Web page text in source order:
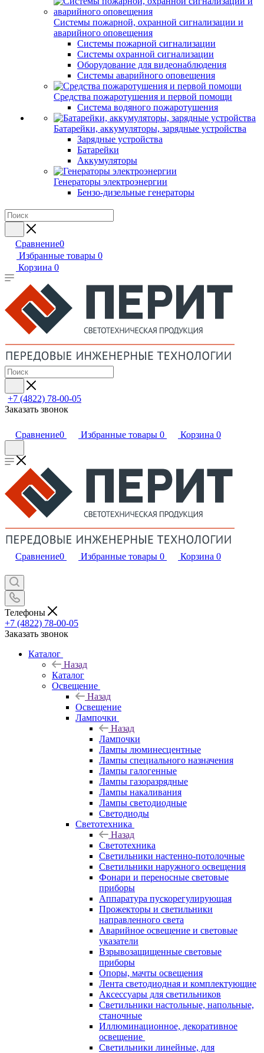
Системы пожарной, охранной сигнализации и
аварийного оповещения
Системы пожарной сигнализации
Системы охранной сигнализации
Оборудование для видеонаблюдения
Системы аварийного оповещения
Средства пожаротушения и первой помощи
Система водяного пожаротушения
Батарейки, аккумуляторы, зарядные устройства
Зарядные устройства
Батарейки
Аккумуляторы
Генераторы электроэнергии
Бензо-дизельные генераторы
Сравнение0
Избранные товары 0
Корзина 0
+7 (4822) 78-00-05
Заказать звонок
Сравнение0 Избранные товары 0 Корзина 0
Сравнение0 Избранные товары 0 Корзина 0
Телефоны
+7 (4822) 78-00-05
Заказать звонок
Каталог
Назад
Каталог
Освещение
Назад
Освещение
Лампочки
Назад
Лампочки
Лампы люминесцентные
Лампы специального назначения
Лампы галогенные
Лампы газоразрядные
Лампы накаливания
Лампы светодиодные
Светодиоды
Светотехника
Назад
Светотехника
Светильники настенно-потолочные
Светильники наружного освещения
Фонари и переносные световые
приборы
Аппаратура пускорегулирующая
Прожекторы и светильники
направленного света
Аварийное освещение и световые
указатели
Взрывозащищенные световые
приборы
Опоры, мачты освещения
Лента светодиодная и комплектующие
Аксессуары для светильников
Светильники настольные, напольные,
станочные
Иллюминационное, декоративное
освещение
Светильники линейные, для